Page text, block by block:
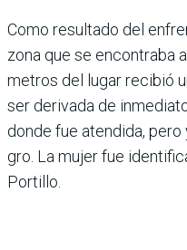
Como resultado del
zona que se encontraba
metros del lugar recibió
ser derivada de
donde fue atendida,
gro. La mujer fue
Portillo.